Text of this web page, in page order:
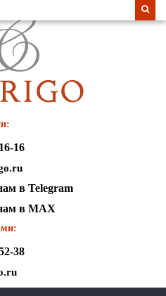
16
в Telegram
в MAX
38